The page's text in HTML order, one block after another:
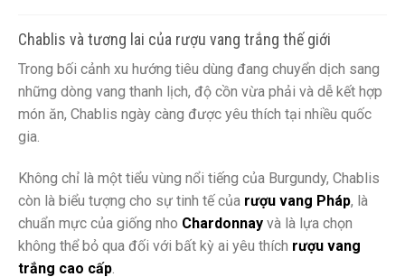
Chablis và tương lai của rượu vang trắng thế giới
Trong bối cảnh xu hướng tiêu dùng đang chuyển dịch sang
những dòng vang thanh lịch, độ cồn vừa phải và dễ kết hợp
món ăn, Chablis ngày càng được yêu thích tại nhiều quốc
gia.
Không chỉ là một tiểu vùng nổi tiếng của Burgundy, Chablis
còn là biểu tượng cho sự tinh tế của rượu vang Pháp, là
chuẩn mực của giống nho Chardonnay và là lựa chọn
không thể bỏ qua đối với bất kỳ ai yêu thích rượu vang
trắng cao cấp